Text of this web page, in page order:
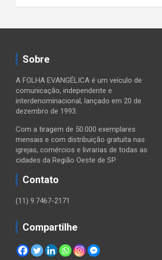
Paginação
de
posts
Sobre
A FOLHA EVANGÉLICA é um veículo de
comunicação, independente e
interdenominacional, lançado em 20 de
dezembro de 1993.
Com a tiragem de 50.000 exemplares
mensais e com distribuição gratuita nas
igrejas, comércios e livrarias de todas as
cidades da Região Oeste de SP.
Contato
(11) 9.7467-2171
Compartilhe